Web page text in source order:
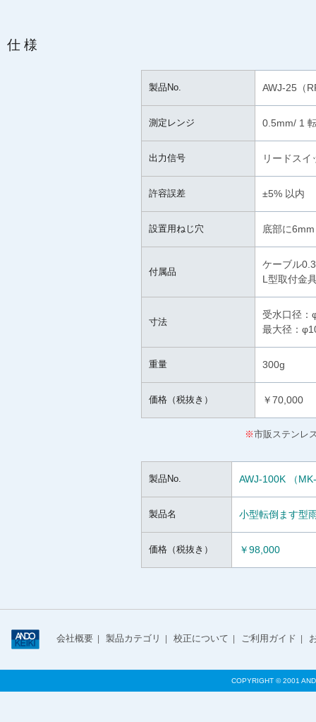
仕様
製品No. AWJ-25（
測定レンジ 0.5mm/ 1
出力信号 リードスイ
許容誤差 ±5% 以内
設置用ねじ穴 底部に
付属品
ケーブル
L型取付金
寸法
受水口径：
最大径：
重量 300g
価格（税抜き） ￥70,000
※市販ステンレ
製品No. AWJ-100K （
製品名 小型転倒ます型
価格（税抜き） ￥98,000
会社概要 製品カテゴリ 校正について ご利用ガイド
COPYRIGHT © 2001